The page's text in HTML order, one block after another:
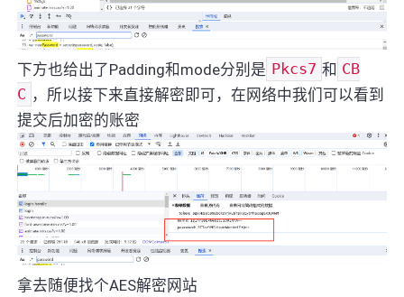
下方也给出了Padding和mode分别是 Pkcs7 和 CB
C ，所以接下来直接解密即可，在网络中我们可以看到
提交后加密的账密
拿去随便找个AES解密网站